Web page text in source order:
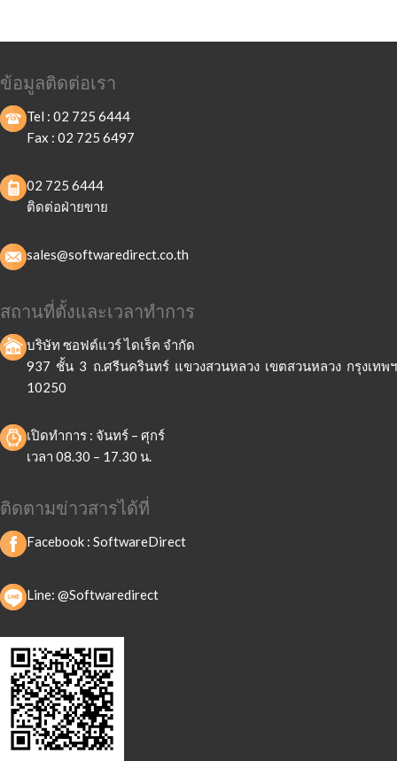
ข้อมูลติดต่อเรา
Tel : 02 725 6444
Fax : 02 725 6497
02 725 6444
ติดต่อฝ่ายขาย
sales@softwaredirect.co.th
สถานที่ตั้งและเวลาทำการ
บริษัท ซอฟต์แวร์ ไดเร็ค จำกัด
937 ชั้น 3 ถ.ศรีนครินทร์ แขวงสวนหลวง เขตสวนหลวง กรุงเทพฯ
10250
เปิดทำการ : จันทร์ – ศุกร์
เวลา 08.30 – 17.30 น.
ติดตามข่าวสารได้ที่
Facebook : SoftwareDirect
Line: @Softwaredirect